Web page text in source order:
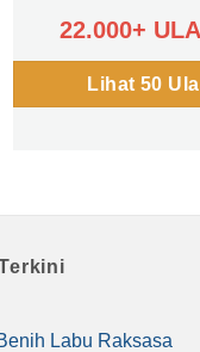
22.000+
Lihat 50
Labu Raksasa